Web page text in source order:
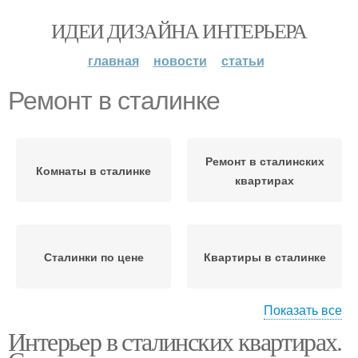
ИДЕИ ДИЗАЙНА ИНТЕРЬЕРА
главная новости статьи
Ремонт в сталинке
Комнаты в сталинке
Ремонт в сталинских
квартирах
Сталинки по цене Квартиры в сталинке
однокомнатной
сталинке
Показать все
Интерьер в сталинских квартирах.